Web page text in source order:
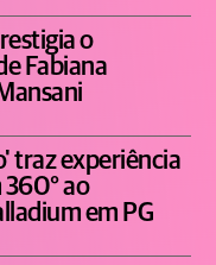
o
Fabiana
traz experiência
360° ao
em PG